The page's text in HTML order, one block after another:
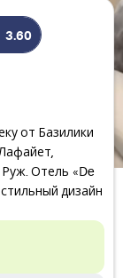
3.60
от Базилики
Отель «De
дизайн